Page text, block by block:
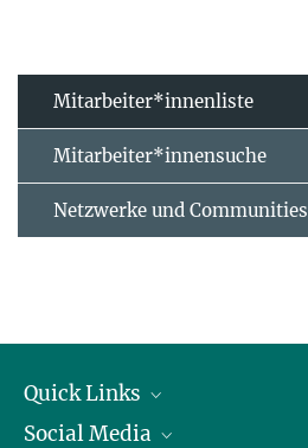
Mitarbeiter*innenliste
Mitarbeiter*innensuche
Netzwerke und Communities
Quick Links
Forschungsgruppen
Social Media